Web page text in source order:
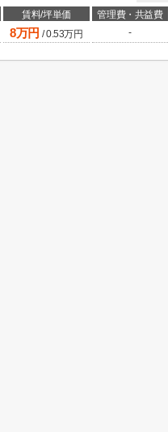
賃料/坪単価 管理費・共益費
8万円 /0.53万円 -